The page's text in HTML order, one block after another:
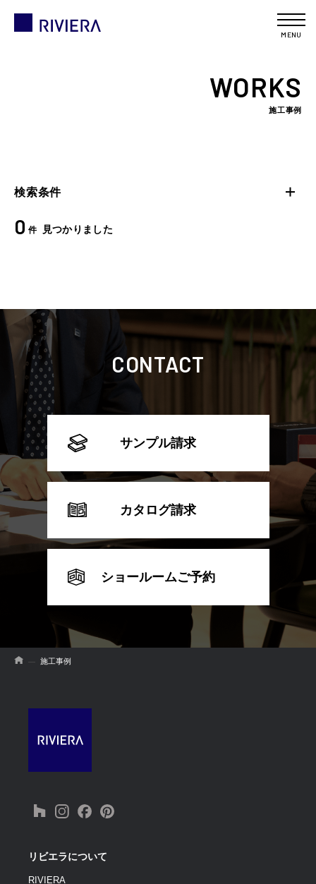
MENU
WORKS
施工事例
0 件 見つかりました
検索条件
CONTACT
サンプル請求
カタログ請求
ショールームご予約
施工事例
リビエラについて
RIVIERA